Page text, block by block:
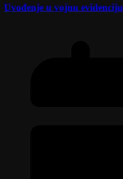
Uvođenje u vojnu evidenciju